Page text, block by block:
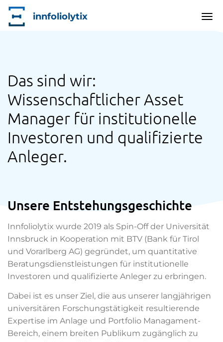
innfoliolytix
Das sind wir:
Wissenschaftlicher Asset
Manager für institutionelle
Investoren und qualifizierte
Anleger.
Unsere Entstehungsgeschichte
Innfoliolytix wurde 2019 als Spin-Off der Universität
Innsbruck in Kooperation mit BTV (Bank für Tirol
und Vorarlberg AG) gegründet, um quantitative
Beratungsdienstleistungen für institutionelle
Investoren und qualifizierte Anleger zu erbringen.
Dabei ist es unser Ziel, die aus unserer langjährigen
universitären Forschungstätigkeit resultierende
Expertise im Anlage und Portfolio Managament-
Bereich, einem breiten Publikum zugänglich zu